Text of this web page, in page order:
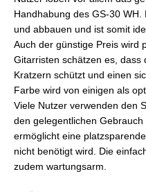
Handhabung des GS-30
und abbauen und ist somit
Auch der günstige Preis wird
Gitarristen schätzen es, dass
Kratzern schützt und einen
Farbe wird von einigen als
Viele Nutzer verwenden den
den gelegentlichen
ermöglicht eine
nicht benötigt wird. Die
zudem wartungsarm.